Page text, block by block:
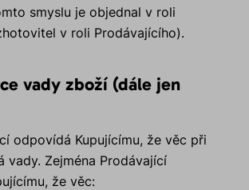
smyslu je objednal v roli
v roli Prodávajícího).
vady zboží (dále jen
odpovídá Kupujícímu, že věc při
vady. Zejména Prodávající
že věc: